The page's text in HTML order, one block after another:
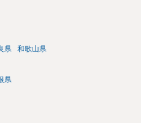
県 和歌山県
県